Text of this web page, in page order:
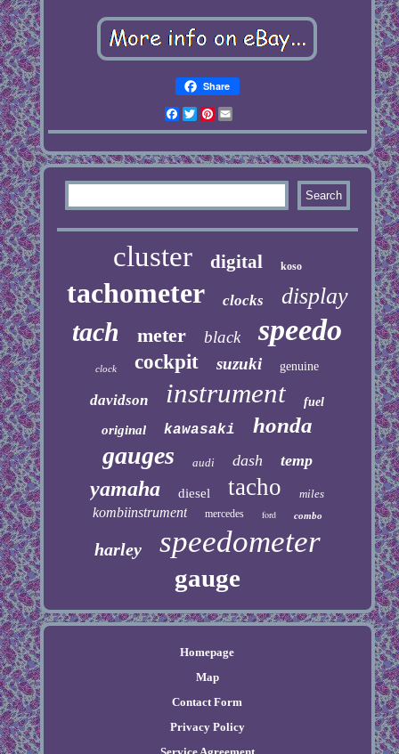
Share
Facebook
TwitterPinterest
cluster digital koso
tachometer clocks display
tach meter black speedo
clock cockpit suzuki genuine
davidson instrument fuel
original kawasaki honda
gauges audi dash temp
yamaha diesel tacho miles
kombiinstrument mercedes ford combo
harley speedometer
gauge
Homepage
Map
Contact Form
Privacy Policy